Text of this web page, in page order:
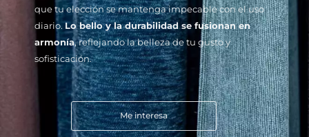
que tu elección se mantenga impecable con el uso
diario.Lo bello y la durabilidad se fusionan en
armonía, reflejando la belleza de tu gusto y
sofisticación.
Me interesa